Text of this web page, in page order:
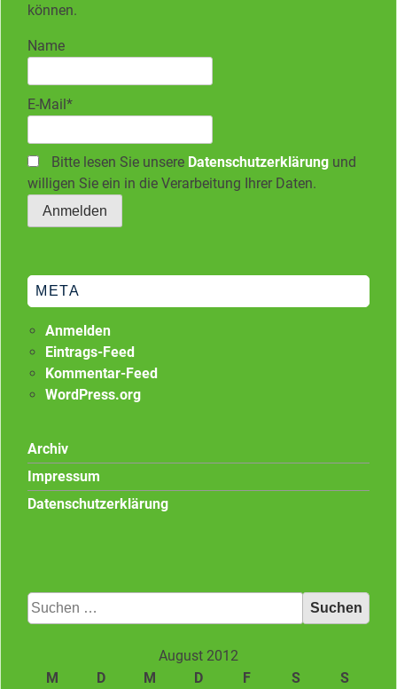
können.
Name
E-Mail*
Bitte lesen Sie unsere Datenschutzerklärung und
willigen Sie ein in die Verarbeitung Ihrer Daten.
META
Anmelden
Eintrags-Feed
Kommentar-Feed
WordPress.org
Archiv
Impressum
Datenschutzerklärung
Suchen
nach:
August 2012
M
D M D F S
S